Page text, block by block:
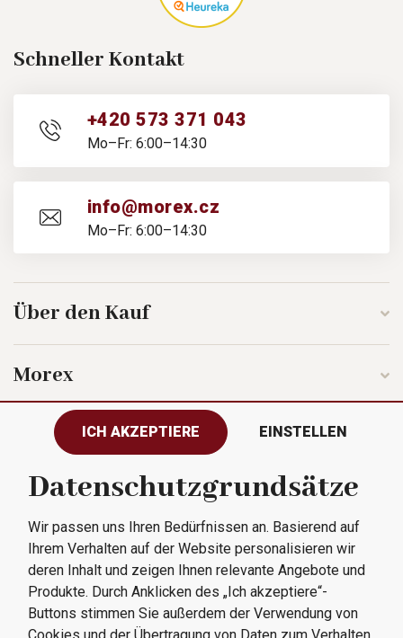
Schneller Kontakt
+420 573 371 043
Mo–Fr: 6:00–14:30
info@morex.cz
Mo–Fr: 6:00–14:30
Über den Kauf
Morex
Folgen Sie uns
Alle Rechte vorbehalten © 2023
Morex, spol. s r.o.
ICH AKZEPTIERE EINSTELLEN
Datenschutzgrundsätze
Wir passen uns Ihren Bedürfnissen an. Basierend auf
Ihrem Verhalten auf der Website personalisieren wir
deren Inhalt und zeigen Ihnen relevante Angebote und
Produkte. Durch Anklicken des „Ich akzeptiere“-
Buttons stimmen Sie außerdem der Verwendung von